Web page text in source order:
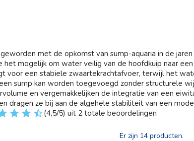
met de opkomst van sump-aquaria in de
mogelijk om water veilig van de hoofdkuip naar
voor een stabiele zwaartekrachtafvoer, terwijl het
sump kan worden toegevoegd zonder structurele
en vergemakkelijken de integratie van een
dragen ze bij aan de algehele stabiliteit van een
(4,5/5) uit 2 totale beoordelingen
Er zijn 14 producten.